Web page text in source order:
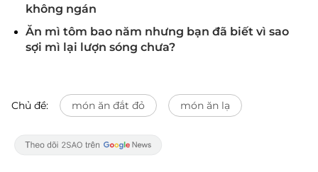
không ngán
Ăn mì tôm bao năm nhưng bạn đã biết vì sao
sợi mì lại lượn sóng chưa?
Chủ đề: món ăn đắt đỏ món ăn lạ